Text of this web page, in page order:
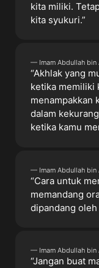
kita miliki.
kita syukuri.”
— Imam Abdullah bin
“Akhlak yang
ketika memiliki
menampakkan
dalam
ketika kamu
— Imam Abdullah bin
“Cara untuk
memandang
dipandang oleh
— Imam Abdullah bin
“Jangan buat